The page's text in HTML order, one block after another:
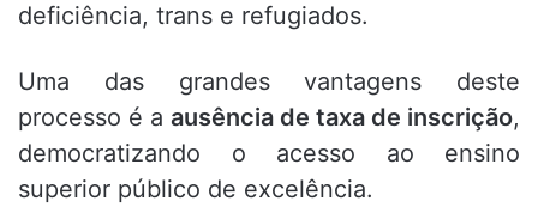
deficiência, trans e refugiados.
Uma das grandes vantagens deste
processo é a ausência de taxa de inscrição,
democratizando o acesso ao ensino
superior público de excelência.